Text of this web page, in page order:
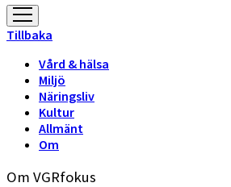
öppna
meny
Tillbaka
Vård & hälsa
Miljö
Näringsliv
Kultur
Allmänt
Om
Om VGRfokus